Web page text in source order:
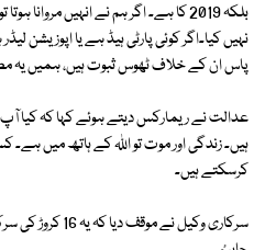
بلکہ 2019 کا ہے۔ اگر ہم نے انہیں
نہیں کیا۔اگر کوئی پارٹی ہیڈ ہے یا اپوزیشن
پاس ان کے خلاف ٹھوس ثبوت ہیں، ہمیں یہ
عدالت نے ریمارکس دیتے ہوئے کہا کہ
ہیں۔ زندگی اور موت تو اللہ کے ہاتھ میں
کرسکتے ہیں۔
سرکاری وکیل نے